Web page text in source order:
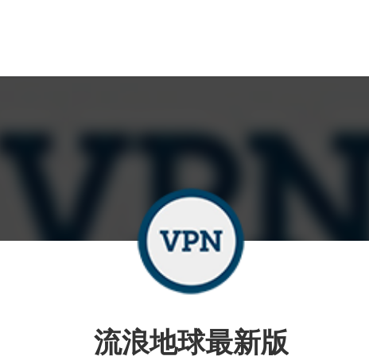
流浪地球最新版